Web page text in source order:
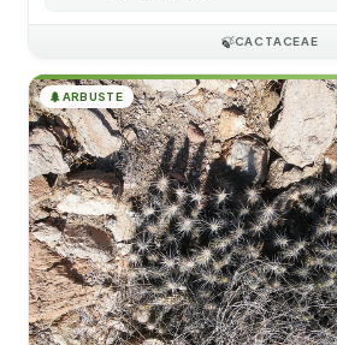
🍃CACTACEAE
🌲ARBUSTE